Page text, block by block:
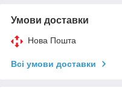
Умови доставки
Нова Пошта
Всі умови доставки